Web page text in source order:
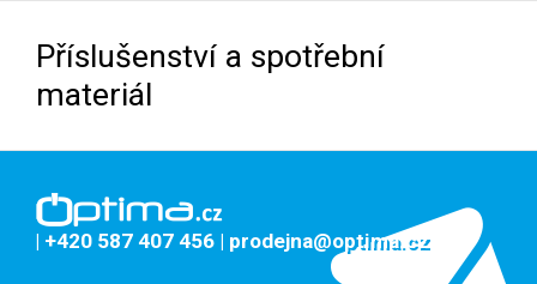
Příslušenství a spotřební
materiál
| +420 587 407 456 | prodejna@optima.cz